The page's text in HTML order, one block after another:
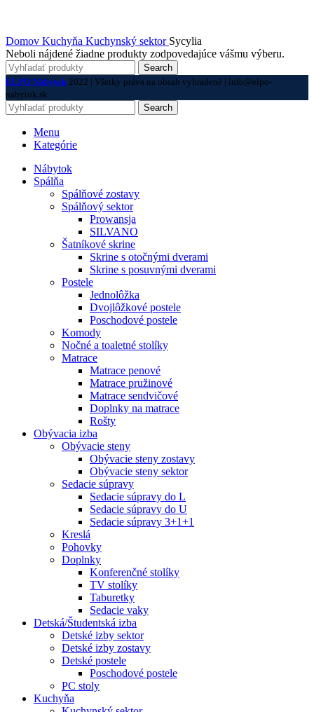
Domov Kuchyňa Kuchynský sektor Sycylia
Neboli nájdené žiadne produkty zodpovedajúce vášmu výberu.
Search
ELPO Nábytok 2022 | Všetky práva na obsah vyhradené | info@elpo-
nabytok.sk
Search
Menu
Kategórie
Nábytok
Spálňa
Spálňové zostavy
Spálňový sektor
Prowansja
SILVANO
Šatníkové skrine
Skrine s otočnými dverami
Skrine s posuvnými dverami
Postele
Jednolôžka
Dvojlôžkové postele
Poschodové postele
Komody
Nočné a toaletné stolíky
Matrace
Matrace penové
Matrace pružinové
Matrace sendvičové
Doplnky na matrace
Rošty
Obývacia izba
Obývacie steny
Obývacie steny zostavy
Obývacie steny sektor
Sedacie súpravy
Sedacie súpravy do L
Sedacie súpravy do U
Sedacie súpravy 3+1+1
Kreslá
Pohovky
Doplnky
Konferenčné stolíky
TV stolíky
Taburetky
Sedacie vaky
Detská/Študentská izba
Detské izby sektor
Detské izby zostavy
Detské postele
Poschodové postele
PC stoly
Kuchyňa